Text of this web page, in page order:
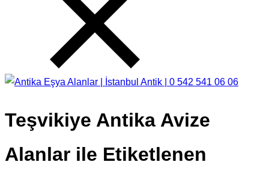
Teşvikiye Antika Avize
Alanlar ile Etiketlenen